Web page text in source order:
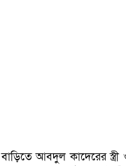
আবদুল কাদেরের